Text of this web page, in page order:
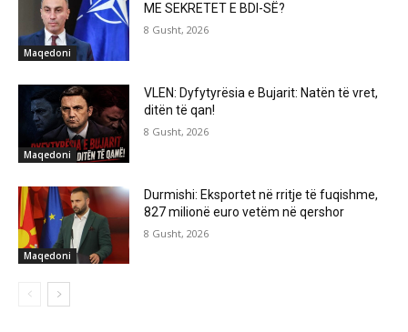
Maqedoni
ME SEKRETET E BDI-SË?
8 Gusht, 2026
Maqedoni
VLEN: Dyfytyrësia e Bujarit: Natën të vret,
ditën të qan!
8 Gusht, 2026
Maqedoni
Durmishi: Eksportet në rritje të fuqishme,
827 milionë euro vetëm në qershor
8 Gusht, 2026